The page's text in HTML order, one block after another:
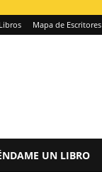
Mapa de Escritores
UN LIBRO